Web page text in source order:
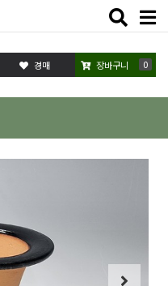
Toggle
장바구니 0